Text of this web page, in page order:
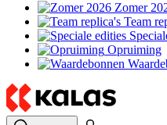
Zomer
Team
Opruiming